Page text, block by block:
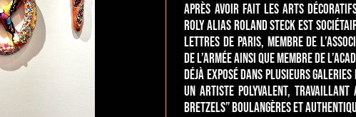
Après avoir fait les arts
Roly alias Roland STECK est
Lettres de Paris, membre de
de l’Armée ainsi que membre de
Déjà exposé dans plusieurs
un artiste polyvalent, travaillant
Bretzels” boulangères et